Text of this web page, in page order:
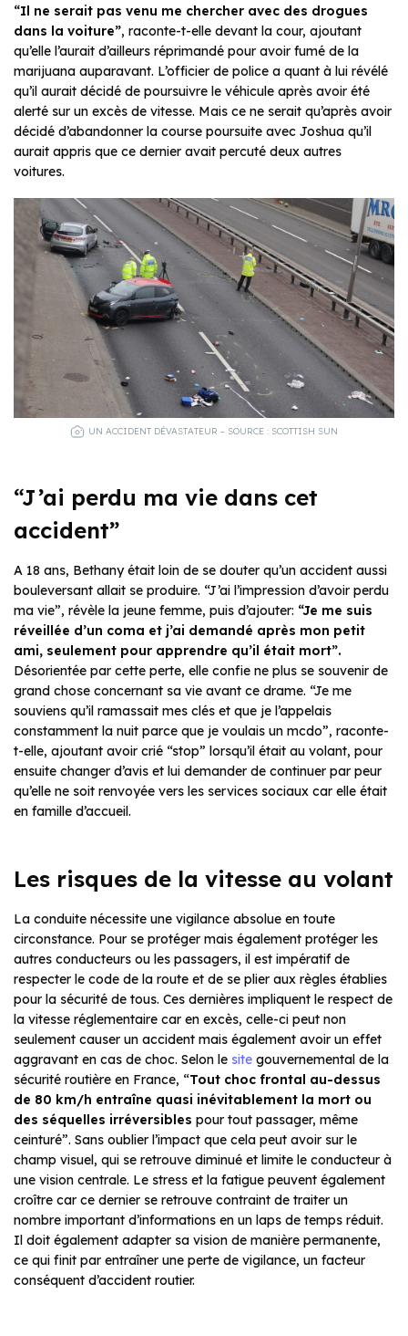
“Il ne serait pas venu me chercher avec des drogues
dans la voiture”, raconte-t-elle devant la cour, ajoutant
qu’elle l’aurait d’ailleurs réprimandé pour avoir fumé de la
marijuana auparavant. L’officier de police a quant à lui révélé
qu’il aurait décidé de poursuivre le véhicule après avoir été
alerté sur un excès de vitesse. Mais ce ne serait qu’après avoir
décidé d’abandonner la course poursuite avec Joshua qu’il
aurait appris que ce dernier avait percuté deux autres
voitures.
UN ACCIDENT DÉVASTATEUR – SOURCE : SCOTTISH SUN
“J’ai perdu ma vie dans cet
accident”
A 18 ans, Bethany était loin de se douter qu’un accident aussi
bouleversant allait se produire. “J’ai l’impression d’avoir perdu
ma vie”, révèle la jeune femme, puis d’ajouter: “Je me suis
réveillée d’un coma et j’ai demandé après mon petit
ami, seulement pour apprendre qu’il était mort”.
Désorientée par cette perte, elle confie ne plus se souvenir de
grand chose concernant sa vie avant ce drame. “Je me
souviens qu’il ramassait mes clés et que je l’appelais
constamment la nuit parce que je voulais un mcdo”, raconte-
t-elle, ajoutant avoir crié “stop” lorsqu’il était au volant, pour
ensuite changer d’avis et lui demander de continuer par peur
qu’elle ne soit renvoyée vers les services sociaux car elle était
en famille d’accueil.
Les risques de la vitesse au volant
La conduite nécessite une vigilance absolue en toute
circonstance. Pour se protéger mais également protéger les
autres conducteurs ou les passagers, il est impératif de
respecter le code de la route et de se plier aux règles établies
pour la sécurité de tous. Ces dernières impliquent le respect de
la vitesse réglementaire car en excès, celle-ci peut non
seulement causer un accident mais également avoir un effet
aggravant en cas de choc. Selon le site gouvernemental de la
sécurité routière en France, “Tout choc frontal au-dessus
de 80 km/h entraîne quasi inévitablement la mort ou
des séquelles irréversibles pour tout passager, même
ceinturé”. Sans oublier l’impact que cela peut avoir sur le
champ visuel, qui se retrouve diminué et limite le conducteur à
une vision centrale. Le stress et la fatigue peuvent également
croître car ce dernier se retrouve contraint de traiter un
nombre important d’informations en un laps de temps réduit.
Il doit également adapter sa vision de manière permanente,
ce qui finit par entraîner une perte de vigilance, un facteur
conséquent d’accident routier.